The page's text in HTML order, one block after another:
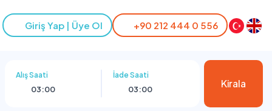
Giriş Yap | Üye Ol +90 212 444 0 556
Alış Saati
03:00
İade Saati
03:00 Kirala